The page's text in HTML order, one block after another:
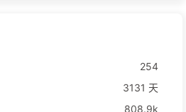
254
3131 天
808.9k